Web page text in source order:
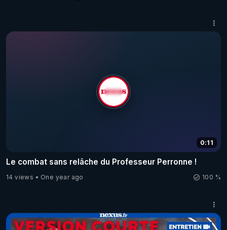
0:11
Le combat sans relâche du Professeur Perronne !
14 views One year ago 100 %